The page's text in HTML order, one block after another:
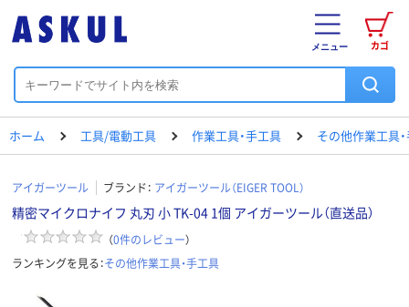
カゴ
メニュー
ホーム 工具/電動工具 作業工具・手工具 その他作業工具
アイガーツール ブランド： アイガーツール（EIGER TOOL）
精密マイクロナイフ 丸刃 小 TK-04 1個 アイガーツール（直送品）
（0件のレビュー）
ランキングを見る：その他作業工具・手工具